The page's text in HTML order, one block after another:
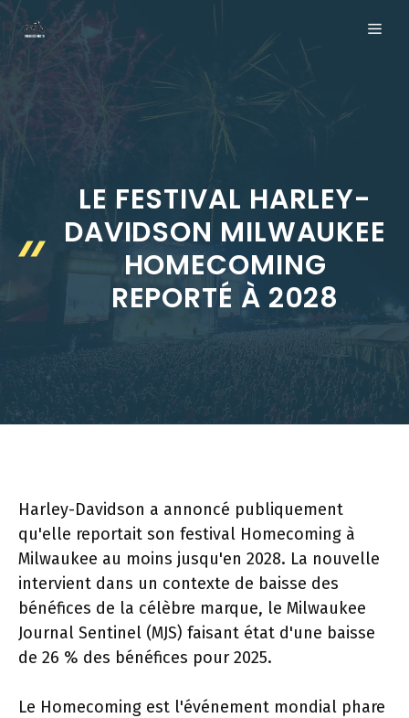
Aller
au
LE FESTIVAL HARLEY-
DAVIDSON MILWAUKEE
HOMECOMING
REPORTÉ À 2028
Harley-Davidson a annoncé publiquement
qu'elle reportait son festival Homecoming à
Milwaukee au moins jusqu'en 2028. La nouvelle
intervient dans un contexte de baisse des
bénéfices de la célèbre marque, le Milwaukee
Journal Sentinel (MJS) faisant état d'une baisse
de 26 % des bénéfices pour 2025.
Le Homecoming est l'événement mondial phare